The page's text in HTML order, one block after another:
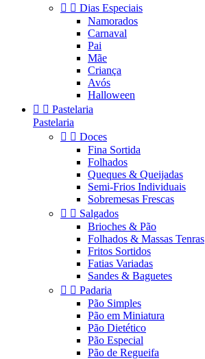
  Dias Especiais
Namorados
Carnaval
Pai
Mãe
Criança
Avós
Halloween
  Pastelaria
Pastelaria
  Doces
Fina Sortida
Folhados
Queques & Queijadas
Semi-Frios Individuais
Sobremesas Frescas
  Salgados
Brioches & Pão
Folhados & Massas Tenras
Fritos Sortidos
Fatias Variadas
Sandes & Baguetes
  Padaria
Pão Simples
Pão em Miniatura
Pão Dietético
Pão Especial
Pão de Regueifa